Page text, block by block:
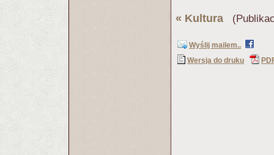
« Kultura
Wyślij mailem..
Wersja do druku